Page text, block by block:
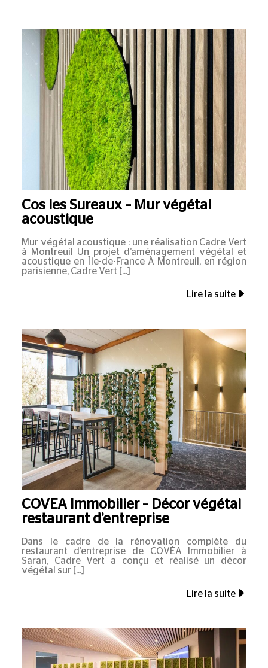
Cos les Sureaux – Mur végétal
acoustique
Mur végétal acoustique : une réalisation Cadre Vert
à Montreuil Un projet d’aménagement végétal et
acoustique en Île-de-France À Montreuil, en région
parisienne, Cadre Vert
Lire la suite
COVEA Immobilier – Décor végétal
restaurant d’entreprise
Dans le cadre de la rénovation complète du
restaurant d’entreprise de COVÉA Immobilier à
Saran, Cadre Vert a conçu et réalisé un décor
végétal sur
Lire la suite